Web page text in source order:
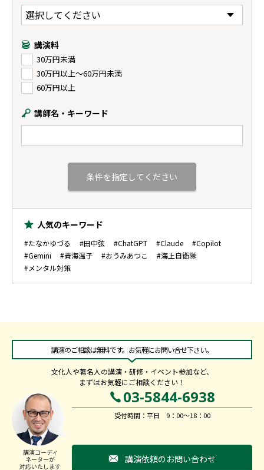
講演料
30万円未満
30万円以上〜60万円未満
60万円以上
講師名・キーワード
人気のキーワード
#たなかゆづる #田中弦 #ChatGPT #Claude
#Copilot
#Gemini
#青海温子 #おうみあつこ
#海上自衛隊
#メンタル対策
講演のご相談は無料です。お気軽にお問い合せ下さい。
文化人や著名人の講演・研修・イベント参加など、
まずはお気軽にご相談ください！
講演コーディ
ネーターが
対応いたします
03-5844-6938
受付時間：平日 9：00～18：00
講演依頼のお問い合わせ